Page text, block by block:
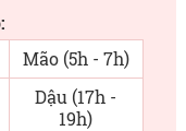
Mão (5h - 7h)
Dậu (17h -
19h)